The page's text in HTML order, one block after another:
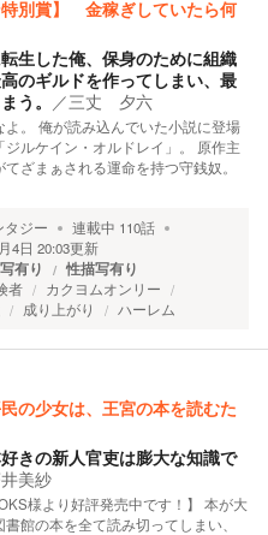
特別賞】 金稼ぎしていたら何
生した俺、保身のために組織
のギルドを作ってしまい、最
う。 ／三丈 夕六
。 俺が読み込んでいた小説に登場
ルケイン・オルドレイ」。 原作主
ざまぁされる運命を持つ守銭奴。
タジー 連載中 110話
4日 20:03更新
有り 性描写有り
者
カクヨムオンリー
成り上がり ハーレム
の少女は、王宮の本を読むた
きの新人官吏は膨大な知識で
美紗
様より好評発売中です！】 本が大
館の本を全て読み切ってしまい、